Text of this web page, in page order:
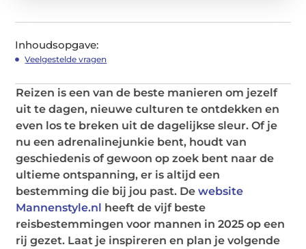
Inhoudsopgave:
Veelgestelde vragen
Reizen is een van de beste manieren om jezelf
uit te dagen, nieuwe culturen te ontdekken en
even los te breken uit de dagelijkse sleur. Of je
nu een adrenalinejunkie bent, houdt van
geschiedenis of gewoon op zoek bent naar de
ultieme ontspanning, er is altijd een
bestemming die bij jou past. Dewebsite
Mannenstyle.nl heeft de vijf beste
reisbestemmingen voor mannen in 2025 op een
rij gezet. Laat je inspireren en plan je volgende